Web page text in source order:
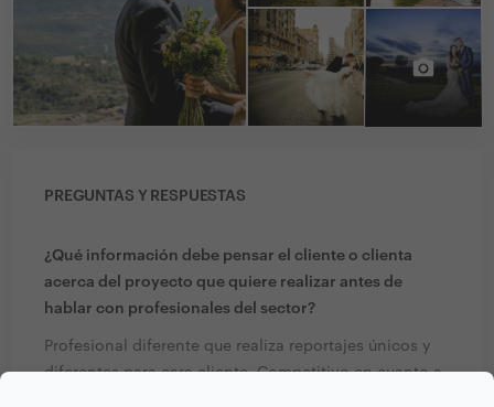
PREGUNTAS Y RESPUESTAS
¿Qué información debe pensar el cliente o clienta
acerca del proyecto que quiere realizar antes de
hablar con profesionales del sector?
Profesional diferente que realiza reportajes únicos y
diferentes para cara cliente. Competitivo en cuanto a